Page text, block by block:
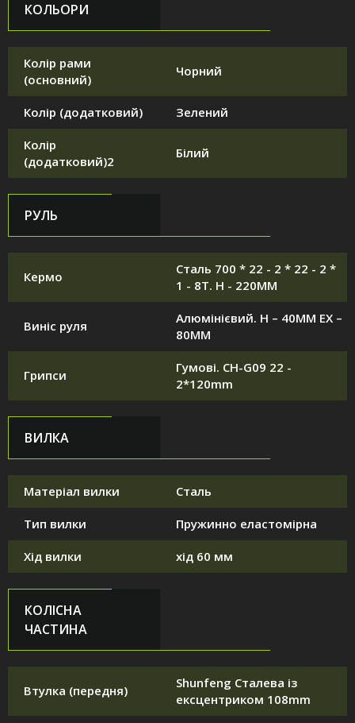
КОЛЬОРИ
Колір рами
(основний)
Чорний
Колір (додатковий) Зелений
Колір
(додатковий)2
Білий
РУЛЬ
Кермо
Сталь 700 * 22 - 2 * 22 - 2 *
1 - 8T. H - 220MM
Виніс руля
Алюмінієвий. H – 40MM EX –
80MM
Грипси
Гумові. CH-G09 22 -
2*120mm
ВИЛКА
Матеріал вилки Сталь
Тип вилки Пружинно еластомірна
Хід вилки хід 60 мм
КОЛІСНА
ЧАСТИНА
Втулка (передня)
Shunfeng Сталева із
ексцентриком 108mm